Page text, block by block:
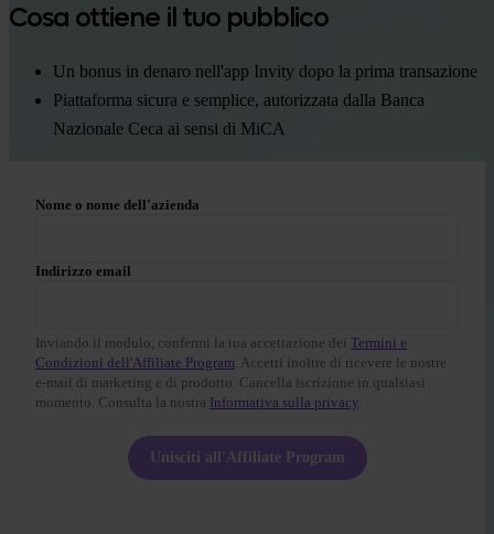
Cosa ottiene il tuo pubblico
Un bonus in denaro nell'app Invity dopo la prima transazione
Piattaforma sicura e semplice, autorizzata dalla Banca
Nazionale Ceca ai sensi di MiCA
Nome o nome dell'azienda
Indirizzo email
Inviando il modulo, confermi la tua accettazione dei Termini e
Condizioni dell'Affiliate Program. Accetti inoltre di ricevere le nostre
e-mail di marketing e di prodotto. Cancella iscrizione in qualsiasi
momento. Consulta la nostra Informativa sulla privacy.
Unisciti all'Affiliate Program